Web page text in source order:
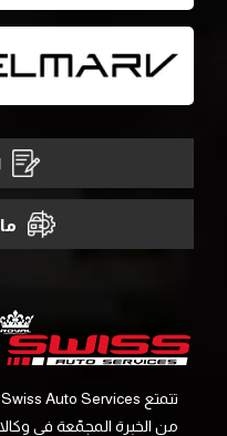
من الخبرة المجمّعة في